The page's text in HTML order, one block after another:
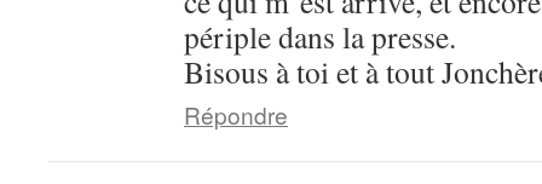
périple dans la presse.
Bisous à toi et à tout
Répondre